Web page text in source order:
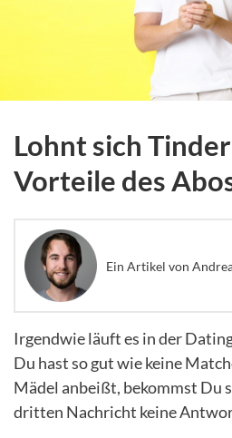
Lohnt sich
Vorteile des
Ein Artikel von
Irgendwie läuft es in der
Du hast so gut wie keine
Mädel anbeißt, bekommst Du
dritten Nachricht keine